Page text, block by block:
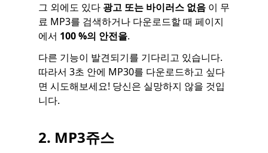
그 외에도 있다 광고 또는 바이러스 없음 이 무
료 MP3를 검색하거나 다운로드할 때 페이지
에서 100 %의 안전을.
다른 기능이 발견되기를 기다리고 있습니다.
따라서 3초 안에 MP30를 다운로드하고 싶다
면 시도해보세요! 당신은 실망하지 않을 것입
니다.
2. MP3쥬스